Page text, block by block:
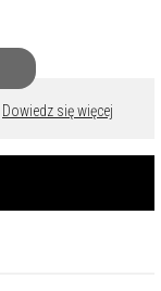
Dowiedz się więcej